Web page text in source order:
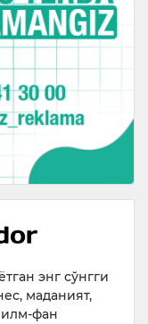
энг сўнгги
маданият,
фан